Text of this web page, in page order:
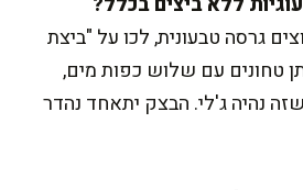
גרסה טבעונית, לכו על "ביצת
טחונים עם שלוש כפות מים,
נהיה ג'לי. הבצק יתאחד נהדר